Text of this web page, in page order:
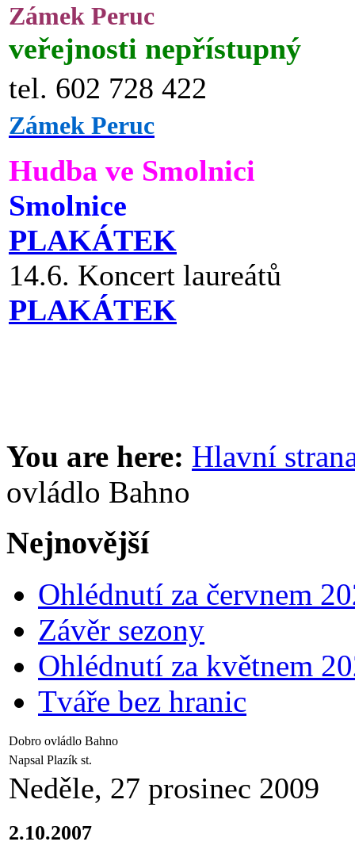
Zámek Peruc
veřejnosti nepřístupný
tel. 602 728 422
Zámek Peruc
Hudba ve Smolnici
Smolnice
PLAKÁTEK
14.6. Koncert laureátů
PLAKÁTEK
You are here: Hlavní
ovládlo Bahno
Nejnovější
Ohlédnutí za červnem
Závěr sezony
Ohlédnutí za květnem
Tváře bez hranic
Dobro ovládlo Bahno
Napsal Plazík st.
Neděle, 27 prosinec 2009
2.10.2007